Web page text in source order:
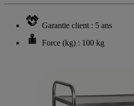
Garantie client : 5 ans
Force (kg) : 100 kg